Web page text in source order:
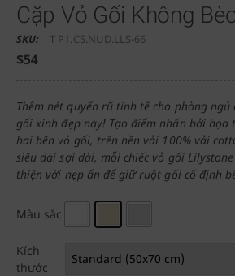
Cặp Vỏ Gối Không
SKU: T P1.C5.NUD.LLS-66
$54
Thêm nét quyến rũ tinh tế cho phòng ngủ
gối xinh đẹp này! Tạo điểm nhấn bởi
hai bên vỏ gối, trên nền vải 100% vải
siêu dài sợi dài, mỗi chiếc vỏ gối
thiện với nẹp ẩn để giữ ruột gối cố định
Màu sắc
Kích
thước